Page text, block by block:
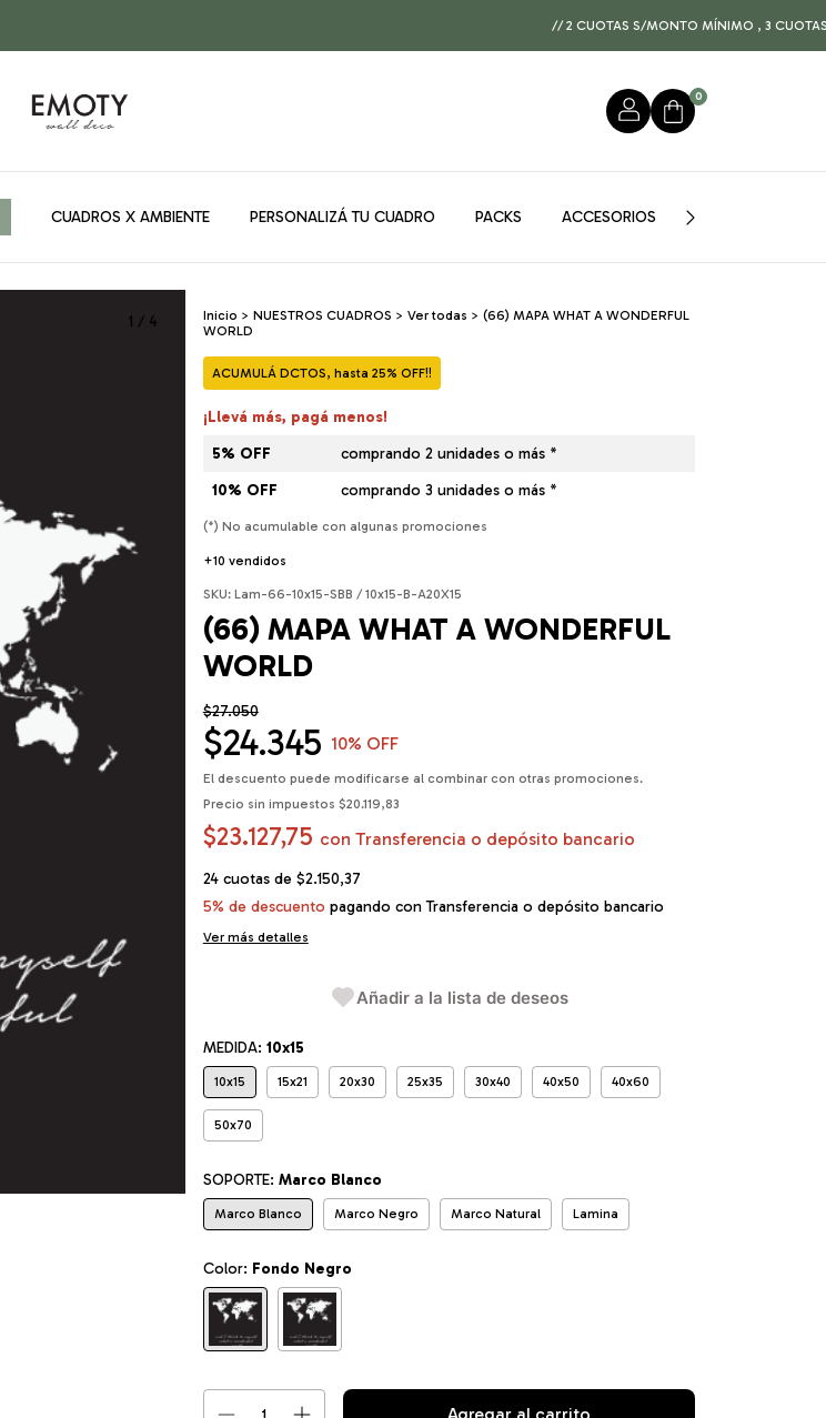
// 2 CUOTAS S/MONTO MÍNIMO , 3 CUOTAS A
0
CUADROS X AMBIENTE PERSONALIZÁ TU CUADRO PACKS ACCESORIOS
1 / 4 Inicio > NUESTROS CUADROS > Ver todas > (66) MAPA WHAT A WONDERFUL
WORLD
ACUMULÁ DCTOS, hasta 25% OFF!!
¡Llevá más, pagá menos!
5% OFF
comprando 2 unidades o más *
10% OFF
comprando 3 unidades o más *
(*) No acumulable con algunas promociones
+10 vendidos
SKU: Lam-66-10x15-SBB / 10x15-B-A20X15
(66) MAPA WHAT A WONDERFUL
WORLD
$27.050
$24.345 10% OFF
El descuento puede modificarse al combinar con otras promociones.
Precio sin impuestos $20.119,83
$23.127,75 con Transferencia o depósito bancario
24 cuotas de $2.150,37
5% de descuento pagando con Transferencia o depósito bancario
Ver más detalles
Añadir a la lista de deseos
MEDIDA: 10x15
10x15 15x21 20x30 25x35 30x40 40x50 40x60
50x70
SOPORTE: Marco Blanco
Marco Blanco Marco Negro Marco Natural Lamina
Color: Fondo Negro